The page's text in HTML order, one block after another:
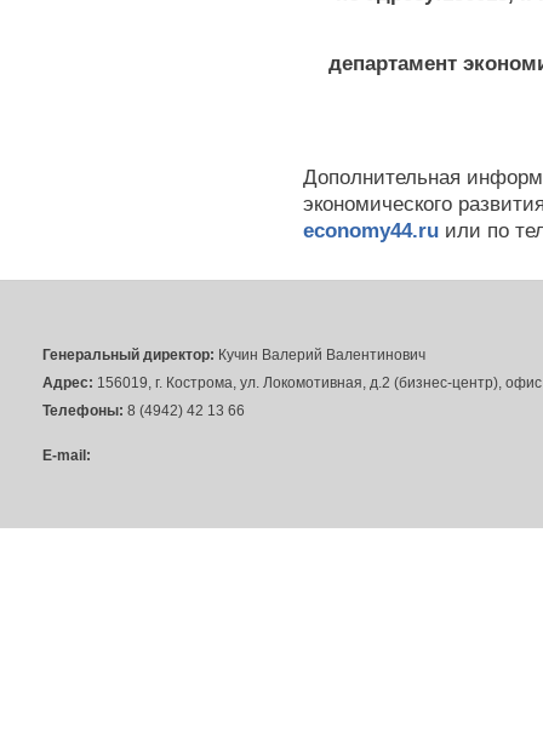
департамент
Дополнительная
экономического
economy44.ru или по
Генеральный директор: Кучин Валерий Валентинович
Адрес: 156019, г. Кострома, ул. Локомотивная, д.2 (бизнес-центр),
Телефоны: 8 (4942) 42 13 66
E-mail: